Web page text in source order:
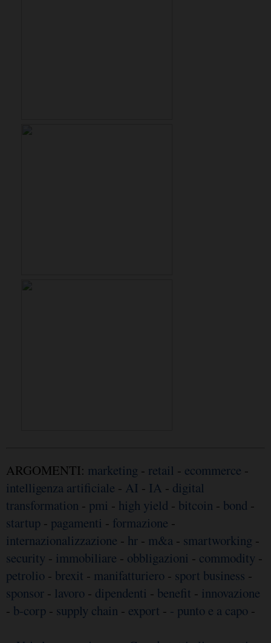
ARGOMENTI: marketing - retail - ecommerce -
intelligenza artificiale - AI - IA - digital
transformation - pmi - high yield - bitcoin - bond -
startup - pagamenti - formazione -
internazionalizzazione - hr - m&a - smartworking -
security - immobiliare - obbligazioni - commodity -
petrolio - brexit - manifatturiero - sport business -
sponsor - lavoro - dipendenti - benefit - innovazione
- b-corp - supply chain - export - - punto e a capo -